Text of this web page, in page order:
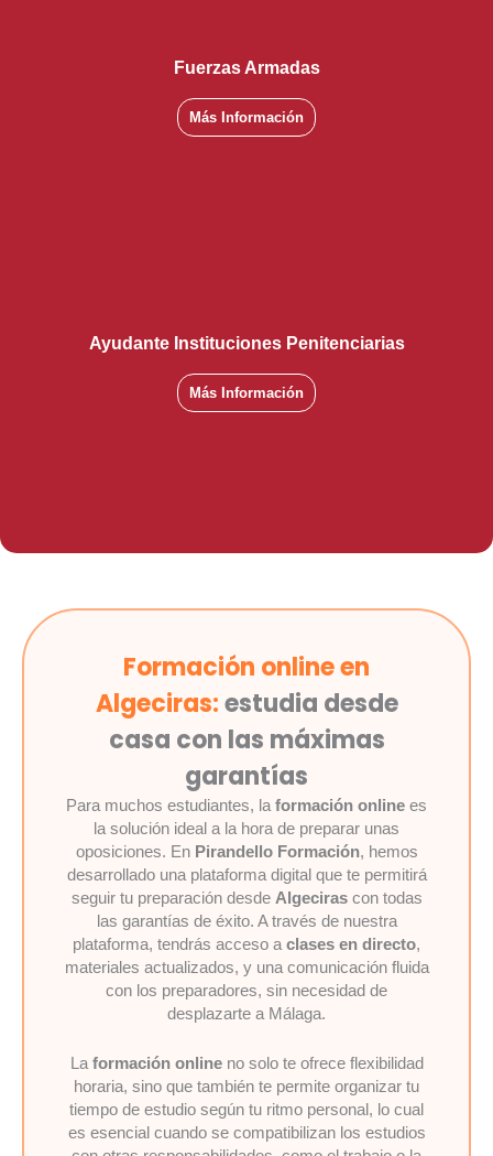
Fuerzas Armadas
Más Información
Ayudante Instituciones Penitenciarias
Más Información
Formación online en
Algeciras:estudia desde
casa con las máximas
garantías
Para muchos estudiantes, laformación online es
la solución ideal a la hora de preparar unas
oposiciones. En Pirandello Formación, hemos
desarrollado una plataforma digital que te permitirá
seguir tu preparación desde Algecirascon todas
las garantías de éxito. A través de nuestra
plataforma, tendrás acceso aclases en directo,
materiales actualizados, y una comunicación fluida
con los preparadores, sin necesidad de
desplazarte a Málaga.
La formación onlineno solo te ofrece flexibilidad
horaria, sino que también te permite organizar tu
tiempo de estudio según tu ritmo personal, lo cual
es esencial cuando se compatibilizan los estudios